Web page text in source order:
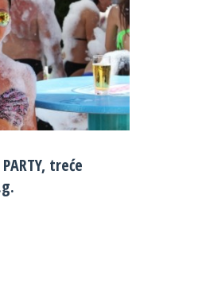
PARTY, treće